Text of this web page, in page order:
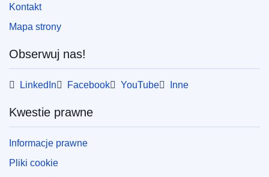
Kontakt
Mapa strony
Obserwuj nas!
LinkedIn Facebook YouTube Inne
Kwestie prawne
Informacje prawne
Pliki cookie